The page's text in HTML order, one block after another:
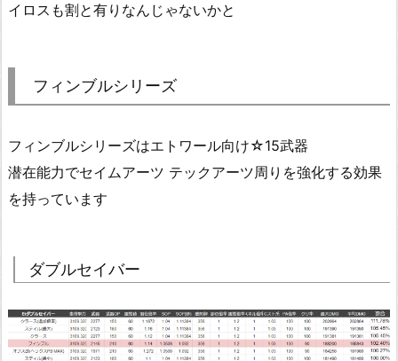
イロスも割と有りなんじゃないかと
フィンブルシリーズ
フィンブルシリーズはエトワール向け☆15武器
潜在能力でセイムアーツ テックアーツ周りを強化する効果
を持っています
ダブルセイバー